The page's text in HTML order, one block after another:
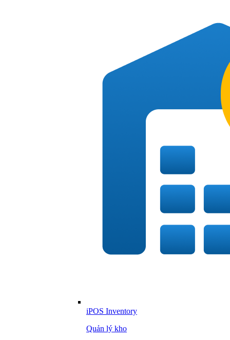
iPOS Inventory
Quản lý kho